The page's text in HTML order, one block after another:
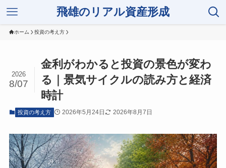
飛雄のリアル資産形成
ホーム 投資の考え方
金利がわかると投資の景色が変わ
る｜景気サイクルの読み方と経済
時計
2026
8/07
投資の考え方 2026年5月24日 2026年8月7日